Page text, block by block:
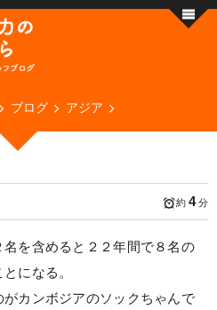
ブログ アジア
約 4分
を含めると２２年間で８名の
になる。
カンボジアのソックちゃんで